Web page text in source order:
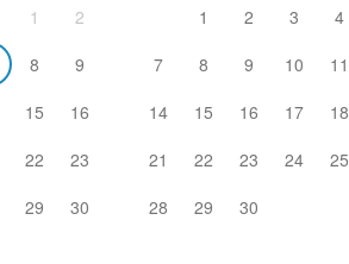
1
2
8
9
15
16
22
23
29
30
1
2 3 4
7
8 9 10 11
14
15 16 17 18
21
22 23 24 25
28
29 30